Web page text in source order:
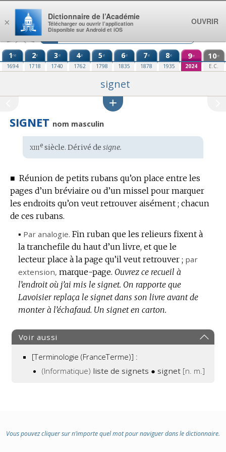
Aller au contenu
1re
1694
2e
1718
3e
1740
4e
1762
5e
1798
6e
1835
7e
1878
8e
1935
9e
2024
10e
E.C.
signet
SIGNET nom masculin
Étymologie
:
xiiiesiècle. Dérivé de signe.
■ Réunion de petits rubans qu’on place entre les
pages d’un bréviaire ou d’un missel pour marquer
les endroits qu’on veut retrouver aisément ; chacun
de ces rubans.
▪ Par analogie. Fin ruban que les relieurs fixent à
la tranchefile du haut d’un livre, et que le
lecteur place à la page qu’il veut retrouver ; par
extension, marque-page. Ouvrez ce recueil à
l’endroit où j’ai mis le signet. On rapporte que
Lavoisier replaça le signet dans son livre avant de
monter à l’échafaud. Un signet en carton.
Voir aussi
[Terminologie (FranceTerme)] :
(Informatique) liste de signets ● signet [n. m.]
Vous pouvez cliquer sur n’importe quel mot pour naviguer dans le dictionnaire.
×
Dictionnaire de l’Académie
Télécharger ou ouvrir l’application
Disponible sur Android et iOS
OUVRIR